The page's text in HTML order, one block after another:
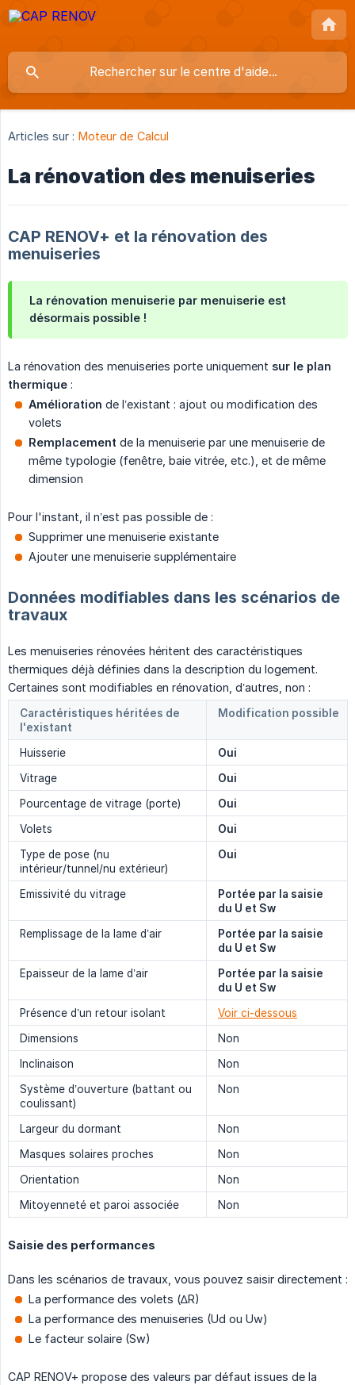
Articles sur : Moteur de Calcul
La rénovation des menuiseries
CAP RENOV+ et la rénovation des
menuiseries
La rénovation menuiserie par menuiserie est
désormais possible !
La rénovation des menuiseries porte uniquement sur le plan
thermique :
Amélioration de l’existant : ajout ou modification des
volets
Remplacement de la menuiserie par une menuiserie de
même typologie (fenêtre, baie vitrée, etc.), et de même
dimension
Pour l'instant, il n’est pas possible de :
Supprimer une menuiserie existante
Ajouter une menuiserie supplémentaire
Données modifiables dans les scénarios de
travaux
Les menuiseries rénovées héritent des caractéristiques
thermiques déjà définies dans la description du logement.
Certaines sont modifiables en rénovation, d’autres, non :
Caractéristiques héritées de
l'existant
Modification possible
Huisserie
Oui
Vitrage
Oui
Pourcentage de vitrage (porte)
Oui
Volets
Oui
Type de pose (nu
intérieur/tunnel/nu extérieur)
Oui
Emissivité du vitrage
Portée par la saisie
du U et Sw
Remplissage de la lame d’air
Portée par la saisie
du U et Sw
Epaisseur de la lame d’air
Portée par la saisie
du U et Sw
Présence d’un retour isolant
Voir ci-dessous
Dimensions
Non
Inclinaison
Non
Système d’ouverture (battant ou
coulissant)
Non
Largeur du dormant
Non
Masques solaires proches
Non
Orientation
Non
Mitoyenneté et paroi associée
Non
Saisie des performances
Dans les scénarios de travaux, vous pouvez saisir directement :
La performance des volets (∆R)
La performance des menuiseries (Ud ou Uw)
Le facteur solaire (Sw)
CAP RENOV+ propose des valeurs par défaut issues de la